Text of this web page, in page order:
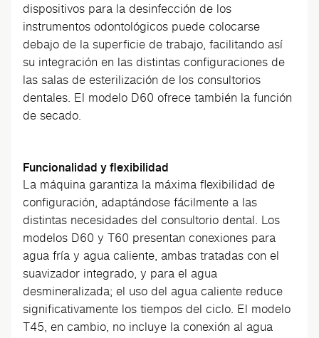
dispositivos para la desinfección de los
instrumentos odontológicos puede colocarse
debajo de la superficie de trabajo, facilitando así
su integración en las distintas configuraciones de
las salas de esterilización de los consultorios
dentales. El modelo D60 ofrece también la función
de secado.
Funcionalidad y flexibilidad
La máquina garantiza la máxima flexibilidad de
configuración, adaptándose fácilmente a las
distintas necesidades del consultorio dental. Los
modelos D60 y T60 presentan conexiones para
agua fría y agua caliente, ambas tratadas con el
suavizador integrado, y para el agua
desmineralizada; el uso del agua caliente reduce
significativamente los tiempos del ciclo. El modelo
T45, en cambio, no incluye la conexión al agua